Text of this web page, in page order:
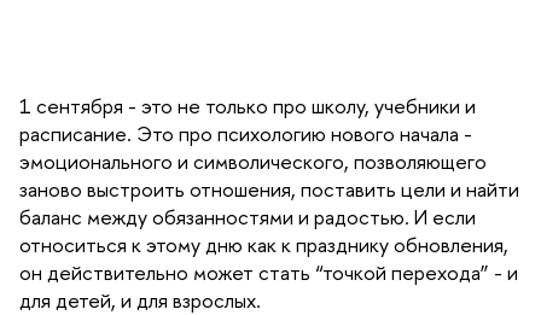
1 сентября - это не только про школу, учебники и
расписание. Это про психологию нового начала -
эмоционального и символического, позволяющего
заново выстроить отношения, поставить цели и найти
баланс между обязанностями и радостью. И если
относиться к этому дню как к празднику обновления,
он действительно может стать “точкой перехода” - и
для детей, и для взрослых.